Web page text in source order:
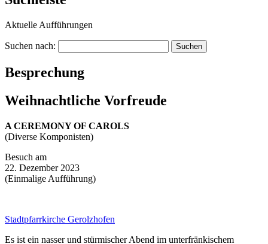
Aktuelle Aufführungen
Suchen nach:
Besprechung
Weihnachtliche Vorfreude
A CEREMONY OF CAROLS
(Diverse Komponisten)
Besuch am
22. Dezember 2023
(Einmalige Aufführung)
Stadtpfarrkirche Gerolzhofen
Es ist ein nasser und stürmischer Abend im unterfränkischem